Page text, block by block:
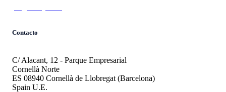
Contacto
C/ Alacant, 12 - Parque Empresarial
Cornellà Norte
ES 08940 Cornellà de Llobregat (Barcelona)
Spain U.E.